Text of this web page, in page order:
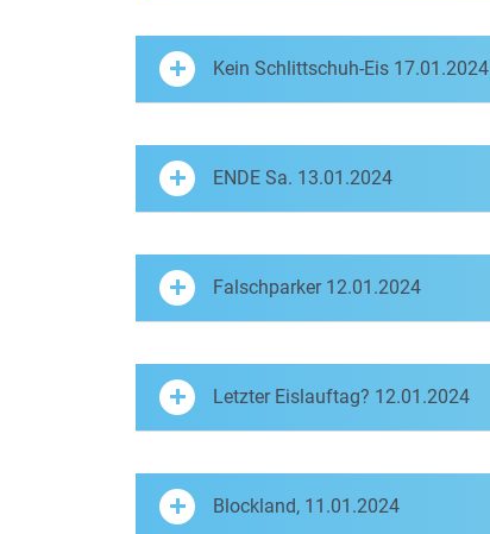
Kein Schlittschuh-Eis 17.01.2024
ENDE Sa. 13.01.2024
Falschparker 12.01.2024
Letzter Eislauftag? 12.01.2024
Blockland, 11.01.2024